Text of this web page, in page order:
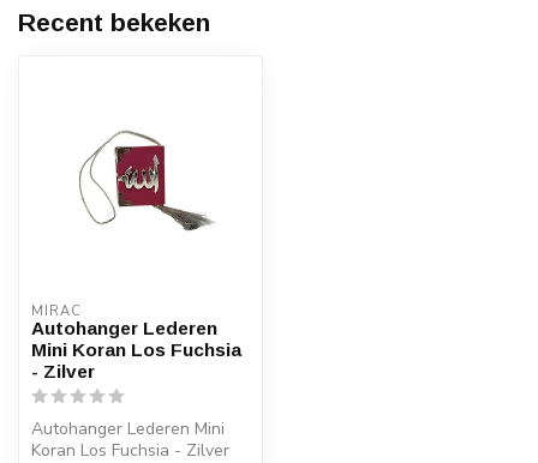
Recent bekeken
MIRAC
Autohanger Lederen
Mini Koran Los Fuchsia
- Zilver
Autohanger Lederen Mini
Koran Los Fuchsia - Zilver